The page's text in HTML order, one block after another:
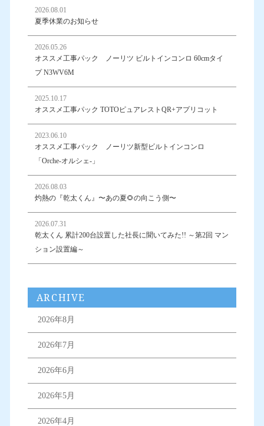
2026.08.01
夏季休業のお知らせ
2026.05.26
オススメ工事パック ノーリツ ビルトインコンロ 60cmタイ
プ N3WV6M
2025.10.17
オススメ工事パック TOTOピュアレストQR+アプリコット
2023.06.10
オススメ工事パック ノーリツ新型ビルトインコンロ
「Orche-オルシェ-」
2026.08.03
灼熱の『乾太くん』〜あの夏🌻の向こう側〜
2026.07.31
乾太くん 累計200台設置した社長に聞いてみた!! ～第2回 マン
ション設置編～
ARCHIVE
2026年8月
2026年7月
2026年6月
2026年5月
2026年4月